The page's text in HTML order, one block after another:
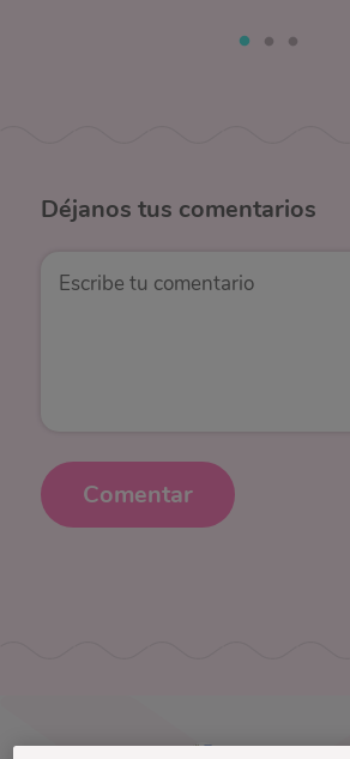
Déjanos tus comentarios
Comentar